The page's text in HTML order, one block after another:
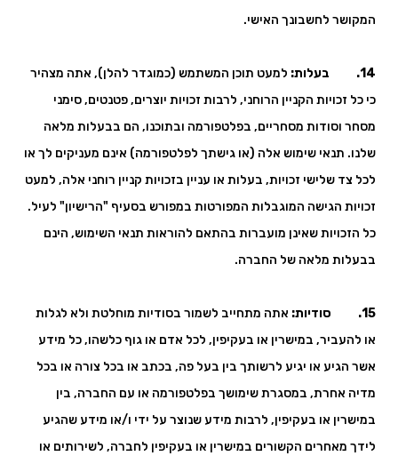
המקושר לחשבונך האישי.
14. בעלות:
למעט תוכן המשתמש (כמוגדר להלן), אתה מצהיר
כי כל זכויות הקניין הרוחני, לרבות זכויות יוצרים, פטנטים, סימני
מסחר וסודות מסחריים, בפלטפורמה ובתוכנו, הם בבעלות מלאה
שלנו. תנאי שימוש אלה (או גישתך לפלטפורמה) אינם מעניקים לך או
לכל צד שלישי זכויות, בעלות או עניין בזכויות קניין רוחני אלה, למעט
זכויות הגישה המוגבלות המפורטות במפורש בסעיף "הרישיון" לעיל.
כל הזכויות שאינן מועברות בהתאם להוראות תנאי השימוש, הינם
בבעלות מלאה של החברה.
15. סודיות:
אתה מתחייב לשמור בסודיות מוחלטת ולא לגלות
או להעביר, במישרין או בעקיפין, לכל אדם או גוף כלשהו, כל מידע
אשר הגיע או יגיע לרשותך בין בעל פה, בכתב או בכל צורה או בכל
מדיה אחרת, במסגרת שימושך בפלטפורמה או עם החברה, בין
במישרין או בעקיפין, לרבות מידע שנוצר על ידי ו/או מידע שהגיע
לידך מאחרים הקשורים במישרין או בעקיפין לחברה, לשירותים או